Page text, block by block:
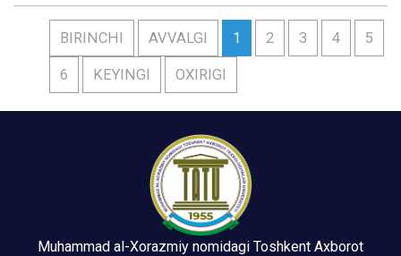
BIRINCHI AVVALGI 1 2 3 4 5
6 KEYINGI OXIRIGI
Muhammad al-Xorazmiy nomidagi Toshkent Axborot